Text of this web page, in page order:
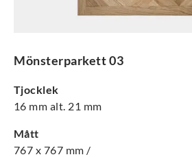
Mönsterparkett 03
Tjocklek
16 mm alt. 21 mm
Mått
767 x 767 mm /